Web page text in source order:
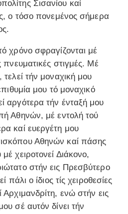
Σισανίου καί
ο τόσο πονεμένος σήμερα
χρόνο σφραγίζονται μέ
πνευματικές στιγμές. Μέ
τήν μοναχική μου
μου τό μοναχικό
αργότερα τήν ένταξή μου
Αθηνών, μέ εντολή τού
καί ευεργέτη μου
Αθηνών καί πάσης
χειροτονεί Διάκονο,
στήν εις Πρεσβύτερο
πάλι ο ίδιος τίς χειροθεσίες
ενώ στήν εις
σέ αυτόν δίνει τήν